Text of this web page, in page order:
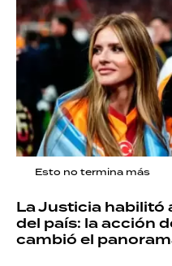
Esto no termina más
La Justicia habilitó
del país: la acción
cambió el